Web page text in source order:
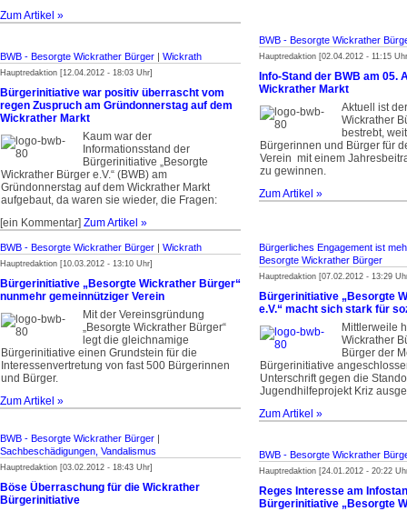
Zum Artikel »
BWB - Besorgte Wickrather Bürger | Wickrath
Hauptredaktion [12.04.2012 - 18:03 Uhr]
Bürgerinitiative war positiv überrascht vom
regen Zuspruch am Gründonnerstag auf dem
Wickrather Markt
Kaum war der
Informationsstand der
Bürgerinitiative „Besorgte
Wickrather Bürger e.V.“ (BWB) am
Gründonnerstag auf dem Wickrather Markt
aufgebaut, da waren sie wieder, die Fragen:
[ein Kommentar] Zum Artikel »
BWB - Besorgte Wickrather
Hauptredaktion [02.04.2012 - 11:15
Info-Stand der BWB am 05.
Wickrather Markt
Aktuell ist
Wickrather
bestrebt,
Bürgerinnen und Bürger für
Verein mit einem
zu gewinnen.
Zum Artikel »
BWB - Besorgte Wickrather Bürger | Wickrath
Hauptredaktion [10.03.2012 - 13:10 Uhr]
Bürgerinitiative „Besorgte Wickrather Bürger“
nunmehr gemeinnütziger Verein
Mit der Vereinsgründung
„Besorgte Wickrather Bürger“
legt die gleichnamige
Bürgerinitiative einen Grundstein für die
Interessenvertretung von fast 500 Bürgerinnen
und Bürger.
Zum Artikel »
Bürgerliches Engagement ist
Besorgte Wickrather Bürger
Hauptredaktion [07.02.2012 - 13:29
Bürgerinitiative „Besorgte
e.V.“ macht sich stark für
Mittlerweile
Wickrather
Bürger der
Bürgerinitiative
Unterschrift gegen die
Jugendhilfeprojekt Kriz
Zum Artikel »
BWB - Besorgte Wickrather Bürger |
Sachbeschädigungen, Vandalismus
Hauptredaktion [03.02.2012 - 18:43 Uhr]
Böse Überraschung für die Wickrather
Bürgerinitiative
BWB - Besorgte Wickrather
Hauptredaktion [24.01.2012 - 20:22
Reges Interesse am
Bürgerinitiative „Besorgte